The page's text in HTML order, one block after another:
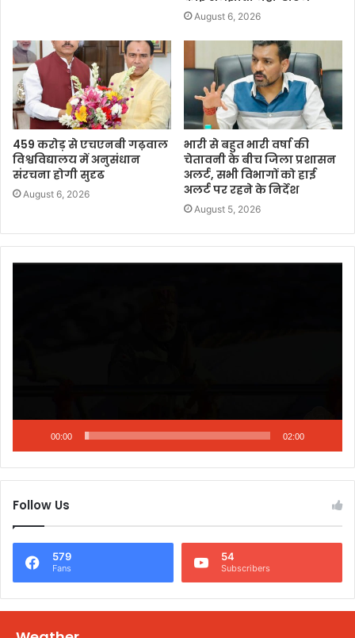
August 6, 2026
459 करोड़ से एचएनबी गढ़वाल
विश्वविद्यालय में अनुसंधान
संरचना होगी सुदृढ
August 6, 2026
भारी से बहुत भारी वर्षा की
चेतावनी के बीच जिला प्रशासन
अलर्ट, सभी विभागों को हाई
अलर्ट पर रहने के निर्देश
August 5, 2026
00:00 02:00
Follow Us
579
Fans
54
Subscribers